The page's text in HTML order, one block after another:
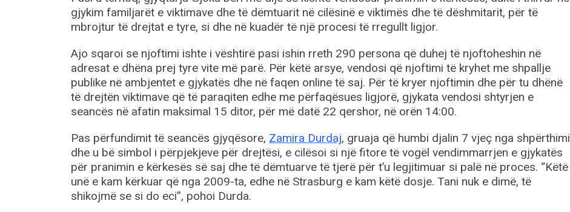
gjykim familjarët e viktimave dhe të dëmtuarit në cilësinë e viktimës dhe të dëshmitarit, për të
mbrojtur të drejtat e tyre, si dhe në kuadër të një procesi të rregullt ligjor.
Ajo sqaroi se njoftimi ishte i vështirë pasi ishin rreth 290 persona që duhej të njoftoheshin në
adresat e dhëna prej tyre vite më parë. Për këtë arsye, vendosi që njoftimi të kryhet me shpallje
publike në ambjentet e gjykatës dhe në faqen online të saj. Për të kryer njoftimin dhe për tu dhënë
të drejtën viktimave që të paraqiten edhe me përfaqësues ligjorë, gjykata vendosi shtyrjen e
seancës në afatin maksimal 15 ditor, për më datë 22 qershor, në orën 14:00.
Pas përfundimit të seancës gjyqësore, Zamira Durdaj, gruaja që humbi djalin 7 vjeç nga shpërthimi
dhe u bë simbol i përpjekjeve për drejtësi, e cilësoi si një fitore të vogël vendimmarrjen e gjykatës
për pranimin e kërkesës së saj dhe të dëmtuarve të tjerë për t’u legjitimuar si palë në proces. “Këtë
unë e kam kërkuar që nga 2009-ta, edhe në Strasburg e kam këtë dosje. Tani nuk e dimë, të
shikojmë se si do eci”, pohoi Durda.